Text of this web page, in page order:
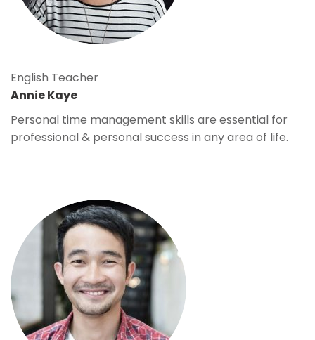
English Teacher
Annie Kaye
Personal time management skills are essential for
professional & personal success in any area of life.